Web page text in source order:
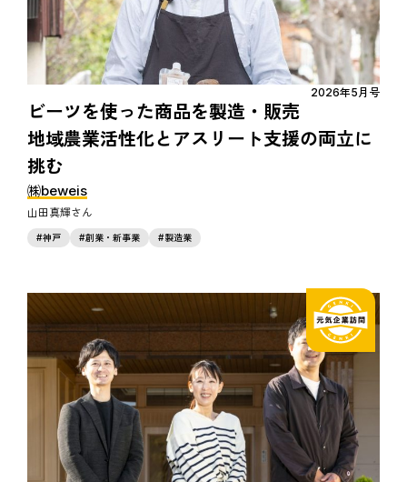
2026年5月号
ビーツを使った商品を製造・販売
地域農業活性化とアスリート支援の両立に
挑む
㈱beweis
山田真輝
神戸 創業・新事業 製造業